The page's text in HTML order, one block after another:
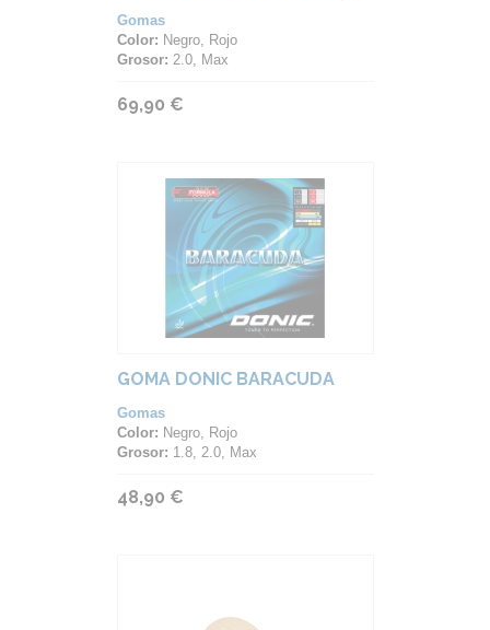
Gomas
Color: Negro, Rojo
Grosor: 2.0, Max
69,90 €
GOMA DONIC BARACUDA
Gomas
Color: Negro, Rojo
Grosor: 1.8, 2.0, Max
48,90 €